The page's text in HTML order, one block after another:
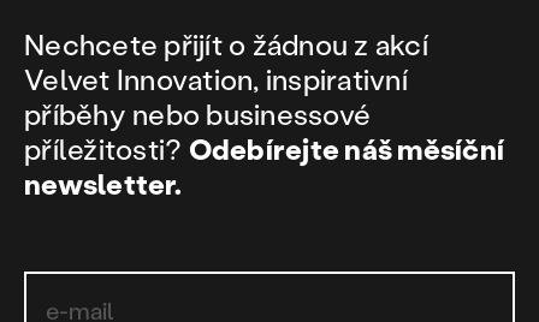
Nechcete přijít o žádnou z akcí
Velvet Innovation, inspirativní
příběhy nebo businessové
příležitosti? Odebírejte náš měsíční
newsletter.